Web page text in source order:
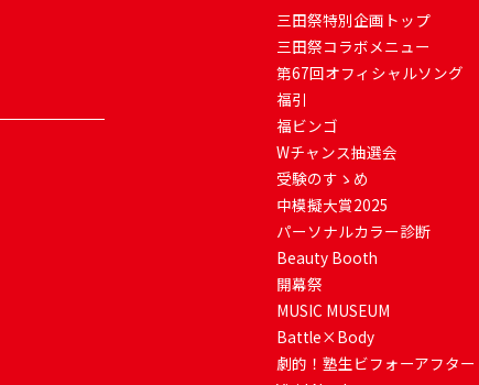
三田祭特別企画トップ
三田祭コラボメニュー
第67回オフィシャルソング
福引
福ビンゴ
Wチャンス抽選会
受験のすゝめ
中模擬大賞2025
パーソナルカラー診断
Beauty Booth
開幕祭
MUSIC MUSEUM
Battle×Body
劇的！塾生ビフォーアフター